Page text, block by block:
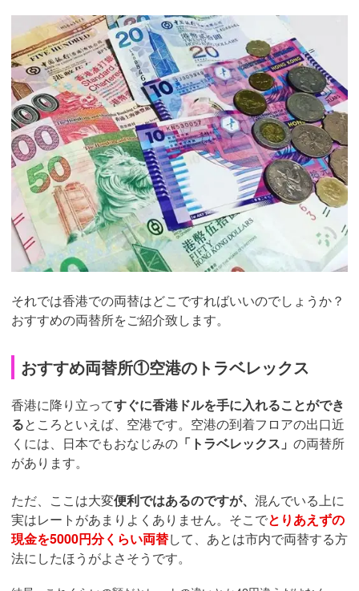
それでは香港での両替はどこですればいいのでしょうか？
おすすめの両替所をご紹介致します。
おすすめ両替所①空港のトラベレックス
香港に降り立ってすぐに香港ドルを手に入れることができ
るところといえば、空港です。空港の到着フロアの出口近
くには、日本でもおなじみの 「トラベレックス」 の両替所
があります。
ただ、ここは大変便利ではあるのですが、 混んでいる上に
実はレートがあまりよくありません。そこでとりあえずの
現金を5000円分くらい両替して、あとは市内で両替する方
法にしたほうがよさそうです。